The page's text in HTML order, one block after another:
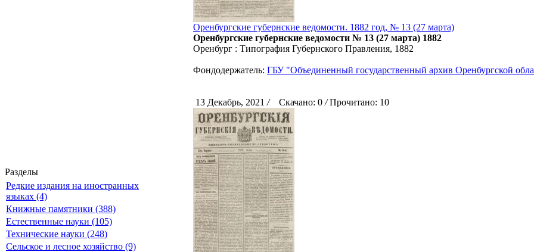
Разделы
Редкие издания на иностранных
языках (4)
Книжные памятники (388)
Естественные науки (105)
Технические науки (248)
Сельское и лесное хозяйство (9)
Оренбургские губернские ведомости. 1882 год, № 13 (27 марта)
Оренбургские губернские ведомости № 13 (27 марта) 1882
Оренбург : Типография Губернского Правления, 1882
Фондодержатель: ГБУ "Объединенный государственный архив Оренбургской
13 Декабрь, 2021 /Скачано: 0 /Прочитано: 10